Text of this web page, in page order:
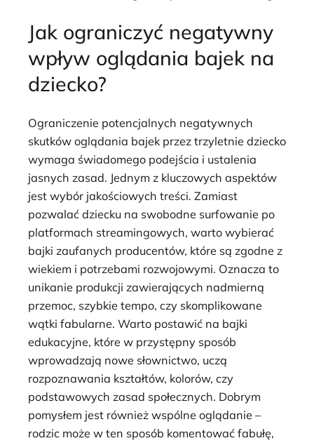
Jak ograniczyć negatywny
wpływ oglądania bajek na
dziecko?
Ograniczenie potencjalnych negatywnych
skutków oglądania bajek przez trzyletnie dziecko
wymaga świadomego podejścia i ustalenia
jasnych zasad. Jednym z kluczowych aspektów
jest wybór jakościowych treści. Zamiast
pozwalać dziecku na swobodne surfowanie po
platformach streamingowych, warto wybierać
bajki zaufanych producentów, które są zgodne z
wiekiem i potrzebami rozwojowymi. Oznacza to
unikanie produkcji zawierających nadmierną
przemoc, szybkie tempo, czy skomplikowane
wątki fabularne. Warto postawić na bajki
edukacyjne, które w przystępny sposób
wprowadzają nowe słownictwo, uczą
rozpoznawania kształtów, kolorów, czy
podstawowych zasad społecznych. Dobrym
pomysłem jest również wspólne oglądanie –
rodzic może w ten sposób komentować fabułę,